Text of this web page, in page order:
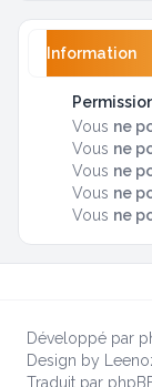
Information
Vous ne
Vous ne
Vous ne
Vous ne
Vous ne
Développé par
Design by
Traduit par